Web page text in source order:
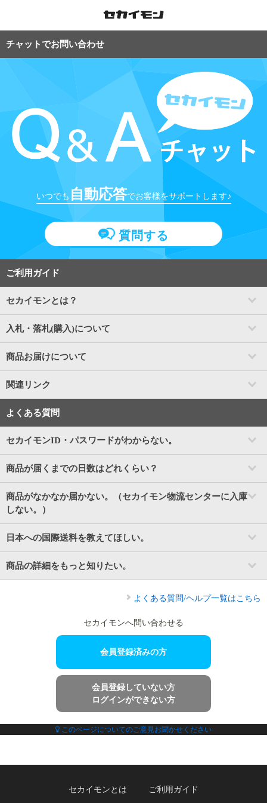
チャットでお問い合わせ
いつでも 自動応答でお客様をサポートします♪
質問する
ご利用ガイド
セカイモンとは？
入札・落札(購入)について
商品お届けについて
関連リンク
よくある質問
セカイモンID・パスワードがわからない。
商品が届くまでの日数はどれくらい？
商品がなかなか届かない。（セカイモン物流センターに入庫
しない。）
日本への国際送料を教えてほしい。
商品の詳細をもっと知りたい。
よくある質問/ヘルプ一覧はこちら
セカイモンへ問い合わせる
会員登録済みの方
会員登録していない方
ログインができない方
このページについてのご意見お聞かせください
セカイモンとは ご利用ガイド